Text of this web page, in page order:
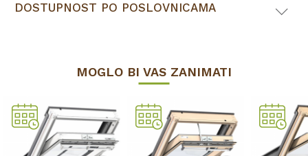
DOSTUPNOST PO POSLOVNICAMA
MOGLO BI VAS ZANIMATI